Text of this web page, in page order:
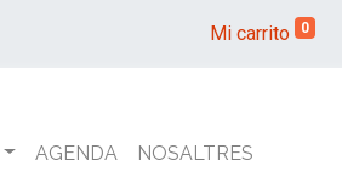
Mi carrito 0
AGENDA NOSALTRES